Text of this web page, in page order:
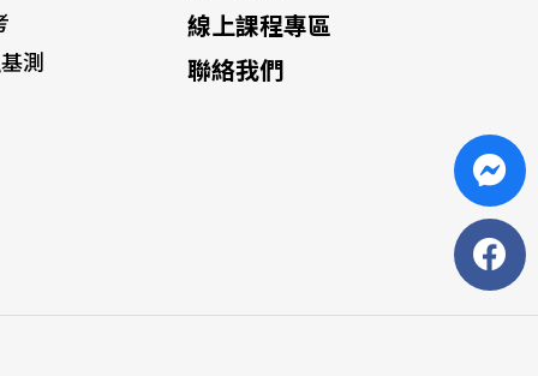
測
線上課程專區
聯絡我們